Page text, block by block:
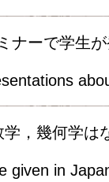
ナーで学生
，幾何学は
given in